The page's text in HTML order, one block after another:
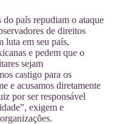
país repudiam o ataque
de direitos
luta em seu país,
e pedem que o
sejam
castigo para os
e acusamos diretamente
por ser responsável
exigem e